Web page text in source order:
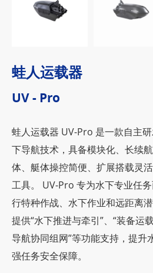
蛙人运载器
UV - Pro
蛙人运载器 UV-Pro 是一款自主
下导航技术，具备模块化、长续
体、艇体操控简便、扩展搭载灵
工具。 UV-Pro 专为水下专业任
行特种作战、水下作业和远距离
提供“水下推进与牵引”、“装备运
导航协同组网”等功能支持，提升
强任务安全保障。